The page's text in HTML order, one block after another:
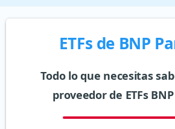
ETFs de BNP
Todo lo que necesitas
proveedor de ETFs